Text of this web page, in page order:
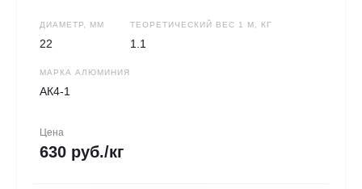
ДИАМЕТР, ММ
22
ТЕОРЕТИЧЕСКИЙ ВЕС 1 М, КГ
1.1
МАРКА АЛЮМИНИЯ
АК4-1
Цена
630 руб./кг